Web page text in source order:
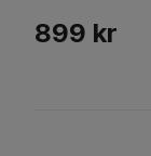
899 kr